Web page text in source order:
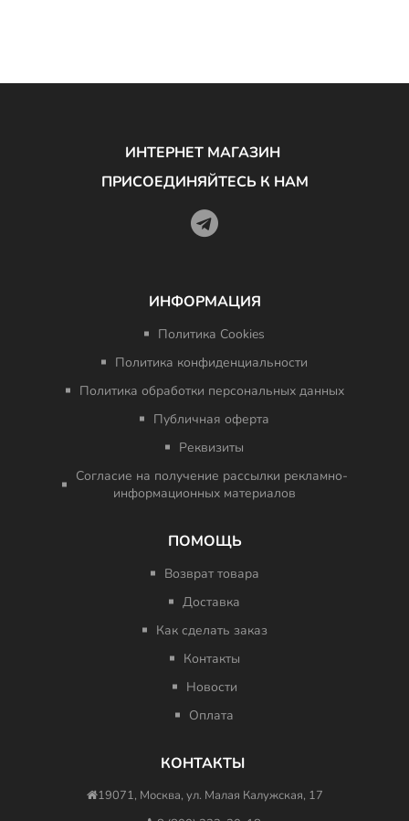
ИНТЕРНЕТ МАГАЗИН
ПРИСОЕДИНЯЙТЕСЬ К НАМ
ИНФОРМАЦИЯ
Политика Cookies
Политика конфиденциальности
Политика обработки персональных данных
Публичная оферта
Реквизиты
Согласие на получение рассылки рекламно-
информационных материалов
ПОМОЩЬ
Возврат товара
Доставка
Как сделать заказ
Контакты
Новости
Оплата
КОНТАКТЫ
19071, Москва, ул. Малая Калужская, 17